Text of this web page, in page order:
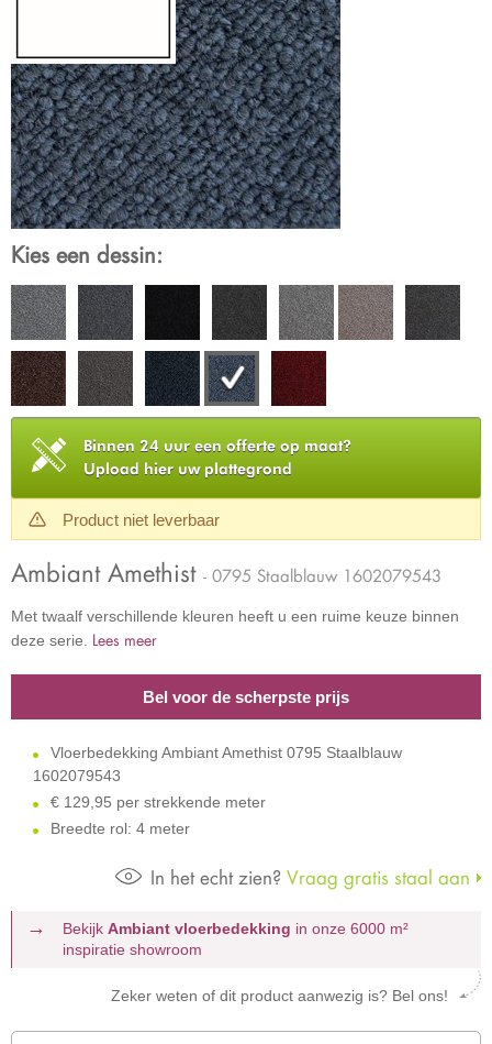
Kies een dessin:
Binnen 24 uur een offerte op maat?
Upload hier uw plattegrond
Product niet leverbaar
Ambiant Amethist - 0795 Staalblauw 1602079543
Met twaalf verschillende kleuren heeft u een ruime keuze binnen
deze serie. Lees meer
Bel voor de scherpste prijs
Vloerbedekking Ambiant Amethist 0795 Staalblauw
1602079543
€ 129,95 per strekkende meter
Breedte rol: 4 meter
In het echt zien? Vraag gratis staal aan
Bekijk Ambiant vloerbedekking in onze 6000 m²
inspiratie showroom
Zeker weten of dit product aanwezig is? Bel ons!